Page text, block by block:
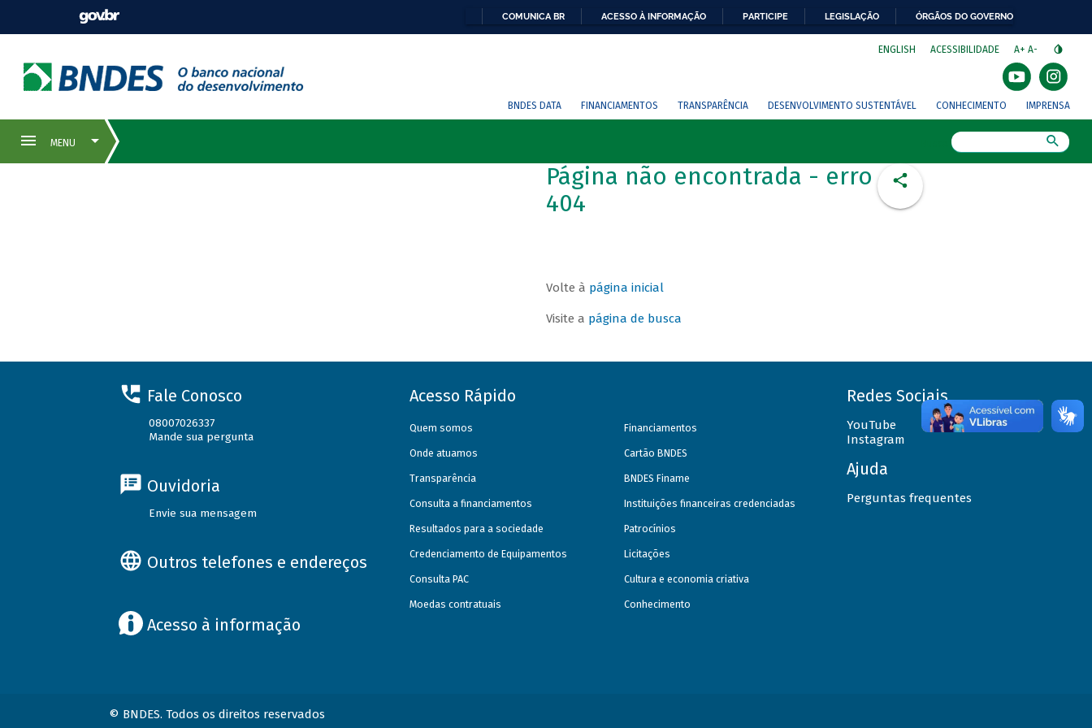
COMUNICA BR ACESSO À INFORMAÇÃO PARTICIPE LEGISLAÇÃO ÓRGÃOS DO GOVERNO
ENGLISH ACESSIBILIDADE A+ A-
BNDES DATA FINANCIAMENTOS TRANSPARÊNCIA DESENVOLVIMENTO SUSTENTÁVEL CONHECIMENTO IMPRENSA
Página não encontrada - erro
404
Volte à página inicial
Visite a página de busca
Fale Conosco
08007026337
Mande sua pergunta
Ouvidoria
Envie sua mensagem
Outros telefones e endereços
Acesso à informação
Acesso Rápido
Quem somos
Onde atuamos
Transparência
Consulta a financiamentos
Resultados para a sociedade
Credenciamento de Equipamentos
Consulta PAC
Moedas contratuais
Financiamentos
Cartão BNDES
BNDES Finame
Instituições financeiras credenciadas
Patrocínios
Licitações
Cultura e economia criativa
Conhecimento
Redes Sociais
YouTube
Instagram
Ajuda
Perguntas frequentes
© BNDES. Todos os direitos reservados